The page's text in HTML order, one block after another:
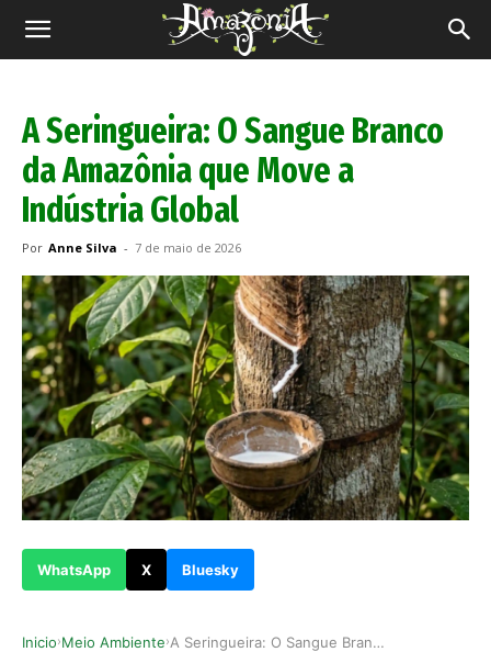
Revista
A Seringueira: O Sangue Branco
da Amazônia que Move a
Indústria Global
Por Anne Silva - 7 de maio de 2026
WhatsApp X Bluesky
Inicio›Meio Ambiente› A Seringueira: O Sangue Branco da Amazônia que …